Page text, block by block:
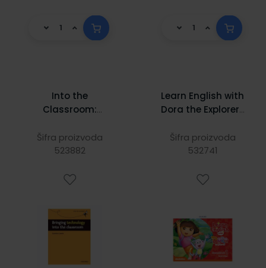
Into the
Classroom:
Technology into
the Classroom
Šifra proizvoda
523882
Learn English with
Dora the Explorer 1
Šifra proizvoda
532741